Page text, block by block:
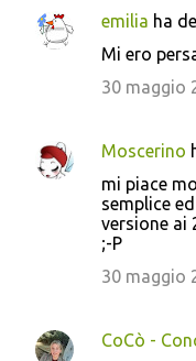
emilia ha
Mi ero
30 maggio
Moscerino
mi piace
semplice
versione ai
;-P
30 maggio
CoCò -